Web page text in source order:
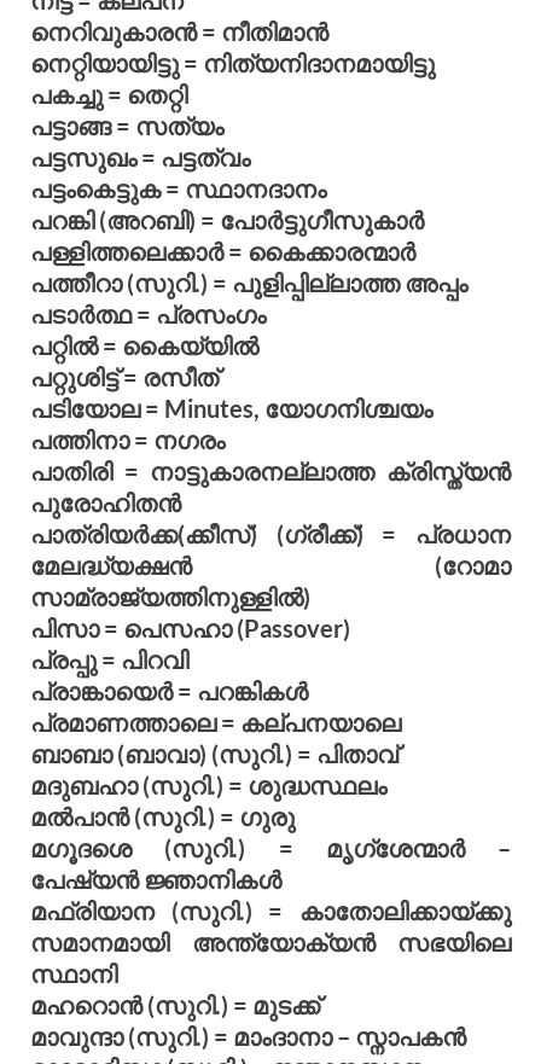
നെറിവുകാരന്‍ = നീതിമാന്‍
നെറ്റിയായിട്ടു = നിത്യനിദാനമായിട്ടു
പകച്ചു = തെറ്റി
പട്ടാങ്ങ = സത്യം
പട്ടസുഖം = പട്ടത്വം
പട്ടംകെട്ടുക = സ്ഥാനദാനം
പറങ്കി (അറബി) = പോര്‍ട്ടുഗീസുകാര്‍
പള്ളിത്തലെക്കാര്‍ = കൈക്കാരന്മാര്‍
പത്തീറാ (സുറി.) = പുളിപ്പില്ലാത്ത അപ്പം
പടാര്‍ത്ഥ = പ്രസംഗം
പറ്റില്‍ = കൈയ്യില്‍
പറ്റുശിട്ട് = രസീത്
പടിയോല = Minutes, യോഗനിശ്ചയം
പത്തിനാ = നഗരം
പാതിരി = നാട്ടുകാരനല്ലാത്ത ക്രിസ്ത്യന്‍
പുരോഹിതന്‍
പാത്രിയര്‍ക്ക(ക്കീസ്) (ഗ്രീക്ക്) = പ്രധാന
മേലദ്ധ്യക്ഷന്‍ (റോമാ
സാമ്രാജ്യത്തിനുള്ളില്‍)
പിസാ = പെസഹാ (Passover)
പ്രപ്പു = പിറവി
പ്രാങ്കായെര്‍ = പറങ്കികള്‍
പ്രമാണത്താലെ = കല്പനയാലെ
ബാബാ (ബാവാ) (സുറി.) = പിതാവ്
മദുബഹാ (സുറി.) = ശുദ്ധസ്ഥലം
മല്‍പാന്‍ (സുറി.) = ഗുരു
മഗൂദശെ (സുറി.) = മൃഗ്ശേന്മാര്‍ –
പേഷ്യന്‍ ജ്ഞാനികള്‍
മഫ്രിയാന (സുറി.) = കാതോലിക്കായ്ക്കു
സമാനമായി അന്ത്യോക്യന്‍ സഭയിലെ
സ്ഥാനി
മഹറൊന്‍ (സുറി.) = മുടക്ക്
മാവുന്ദാ (സുറി.) = മാംദാനാ – സ്നാപകന്‍